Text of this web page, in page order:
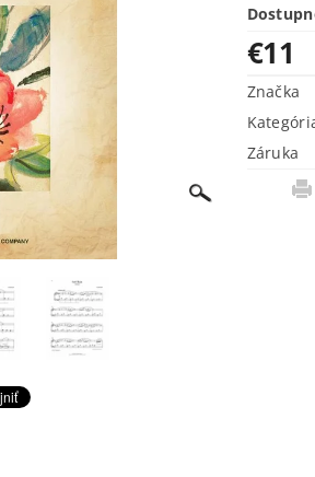
€11
Značka
Záruka